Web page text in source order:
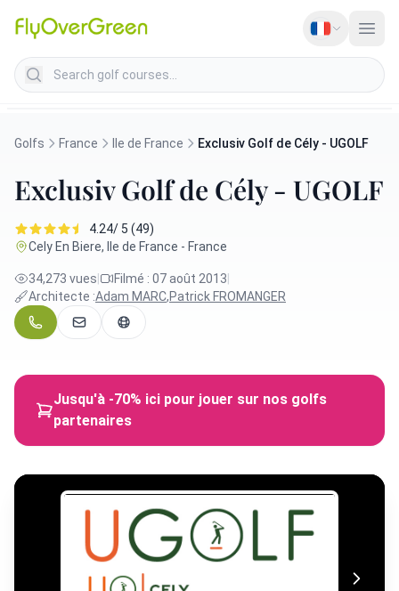
Search golf courses
Golfs France Ile de France Exclusiv Golf de Cély - UGOLF
Exclusiv Golf de Cély - UGOLF
4.24/ 5 (49)
Cely En Biere, Ile de France - France
34,273 vues Filmé : 07 août 2013
Architecte :Adam MARC,Patrick FROMANGER
Jusqu'à -70% ici pour jouer sur nos golfs
partenaires